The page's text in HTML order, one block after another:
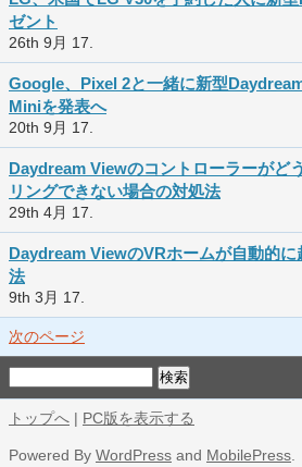
ゼント
26th 9月 17.
Google、Pixel 2と一緒に新型
Miniを発表へ
20th 9月 17.
Daydream Viewのコントローラーがど
リングできない場合の対処法
29th 4月 17.
Daydream ViewのVRホームが自動的
法
9th 3月 17.
次のページ
トップへ | PC版を表示する
Powered By WordPress and MobilePress